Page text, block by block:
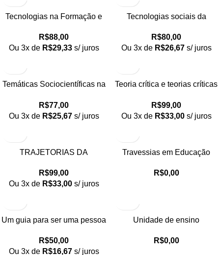
Tecnologias na Formação e
R$88,00
Ou 3x de R$29,33 s/ juros
Tecnologias sociais da
científica: propostas
para um currículo
R$80,00
Ou 3x de R$26,67 s/ juros
Temáticas Sociocientíficas na
R$77,00
Ou 3x de R$25,67 s/ juros
Teoria crítica e teorias críticas
R$99,00
Ou 3x de R$33,00 s/ juros
TRAJETORIAS DA
EDUCACAO – Formação,
Patrimônio e Identidade
R$99,00
Ou 3x de R$33,00 s/ juros
Travessias em Educação
afetos e investigações
R$0,00
Um guia para ser uma pessoa
R$50,00
Ou 3x de R$16,67 s/ juros
Unidade de ensino
sobre o conceito de
R$0,00